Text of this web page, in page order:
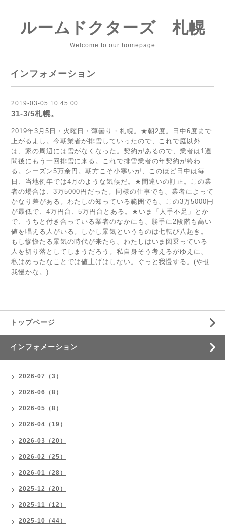
ルームドクターズ 札幌
Welcome to our homepage
インフォメーション
2019-03-05 10:45:00
31-3/5札幌。
2019年3月5日・火曜日・薄曇り・札幌。★朝2度。日中6度まで
上がるよし。今朝業者が排雪していったので、これで庭以外
は、家の周辺には雪がなくなった。契約があるので、業者は1週
間後にもう一回排雪に来る。これで排雪業者の年契約が終わ
る。シーズン5万余円。朝方こそ小寒いが、このほど日中は毎
日、当地例年では4月のような気候だ。★間違いの訂正。この業
者の場合は、3万5000円だった。同様の仕事でも、業者によって
かなり差がある。わたしの知っている範囲でも、この3万5000円
が最低で、4万円台、5万円台とある。★いま「人手不足」とか
で、うちと付き合っている業者のなかにも、勝手に2段階も高い
値を唱える人がいる。しかし景気というものは七転び八起き。
もし惨憺たる景気の時代が来たら、わたしはいま図乗っている
人を切り落としてしまうだろう。私自身そう考えるがゆえに、
私はめったなことでは値上げはしない。ぐっと我慢する。(やせ
我慢かな。)
トップページ
インフォメーション
2026-07（3）
2026-06（8）
2026-05（8）
2026-04（19）
2026-03（20）
2026-02（25）
2026-01（28）
2025-12（20）
2025-11（12）
2025-10（44）